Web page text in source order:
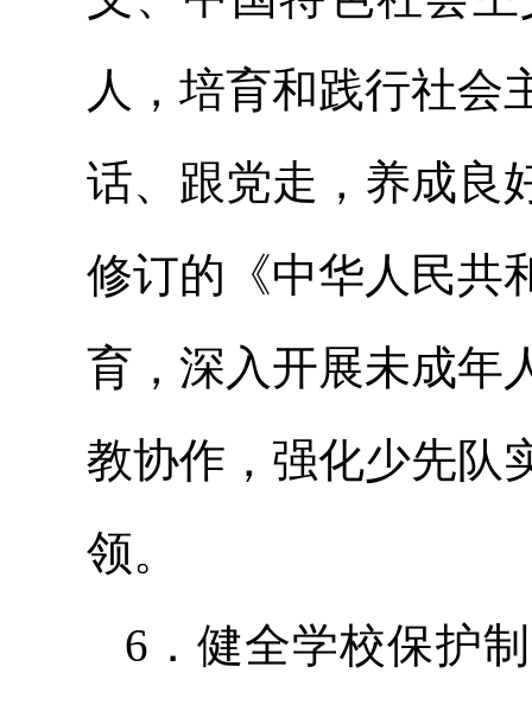
人，培育和践行社会
话、跟党走，养成良
修订的《中华人民共
育，深入开展未成年
教协作，强化少先队
领。
6．健全学校保护